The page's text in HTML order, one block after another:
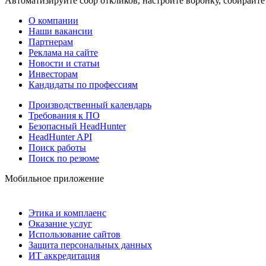
О компании
Наши вакансии
Партнерам
Реклама на сайте
Новости и статьи
Инвесторам
Кандидаты по профессиям
Производственный календарь
Требования к ПО
Безопасный HeadHunter
HeadHunter API
Поиск работы
Поиск по резюме
Мобильное приложение
Этика и комплаенс
Оказание услуг
Использование сайтов
Защита персональных данных
ИТ аккредитация